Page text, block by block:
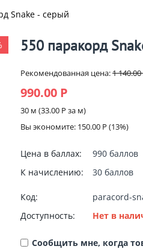
Snake - серый
550 паракорд
Рекомендованная цена:1 140.00
990.00 Р
30 м (33.00 Р за м)
Вы экономите: 150.00 Р (13%)
Цена в баллах:
990 баллов
К начислению:
30 баллов
Код:
paracord-
Доступность:
Нет в
Сообщить мне, когда